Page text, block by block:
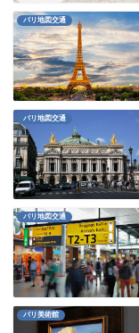
パリ地図交通
パリ地図交通
パリ地図交通
パリ美術館